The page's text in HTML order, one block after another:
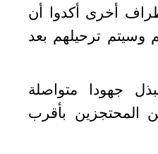
أخرى أكدوا أن
ترحيلهم بعد
جهودا متواصلة
المحتجزين بأقرب